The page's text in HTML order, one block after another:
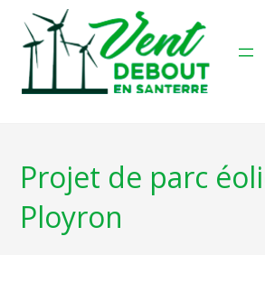
content
Projet de parc
Ployron